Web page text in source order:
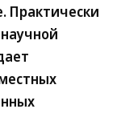
Практически